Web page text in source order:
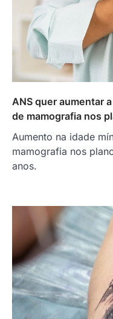
ANS quer aumentar
de mamografia nos
Aumento na idade
mamografia nos
anos.